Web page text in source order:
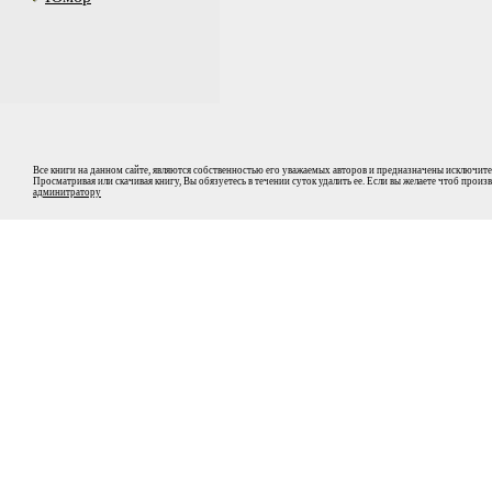
Все книги на данном сайте, являются собственностью его уважаемых авторов и предназначены
Просматривая или скачивая книгу, Вы обязуетесь в течении суток удалить ее. Если вы желаете чтоб
админитратору